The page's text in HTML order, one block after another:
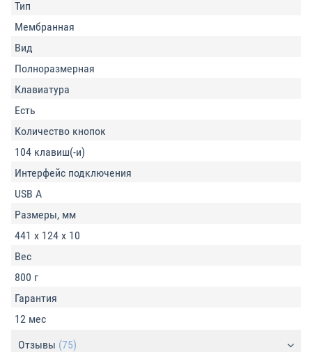
Тип
Мембранная
Вид
Полноразмерная
Клавиатура
Есть
Количество кнопок
104 клавиш(-и)
Интерфейс подключения
USB A
Размеры, мм
441 x 124 x 10
Вес
800 г
Гарантия
12 мес
Отзывы (75)